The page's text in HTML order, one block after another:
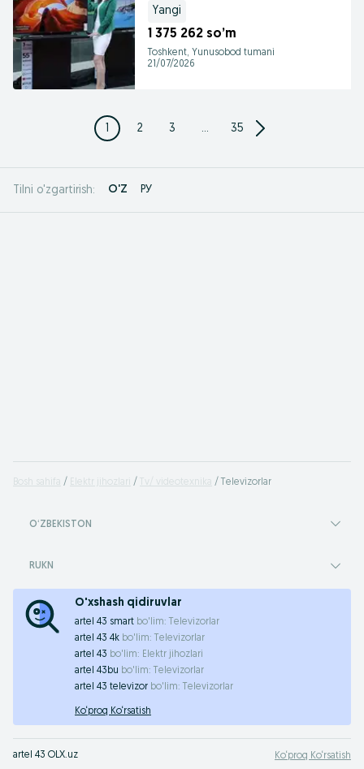
Yangi
1 375 262 so’m
Toshkent, Yunusobod tumani
21/07/2026
1 2 3 ... 35
Tilni o'zgartirish: O'Z РУ
Bosh sahifa Elektr jihozlari Tv/ videotexnika Televizorlar
OʻZBEKISTON
RUKN
O'xshash qidiruvlar
artel 43 smart bo'lim:
Televizorlar
artel 43 4k bo'lim:
Televizorlar
artel 43 bo'lim: Elektr jihozlari
artel 43bu bo'lim:
Televizorlar
artel 43 televizor bo'lim: Televizorlar
Ko‘proq Ko‘rsatish
artel 43 OLX.uz Ko‘proq Ko‘rsatish